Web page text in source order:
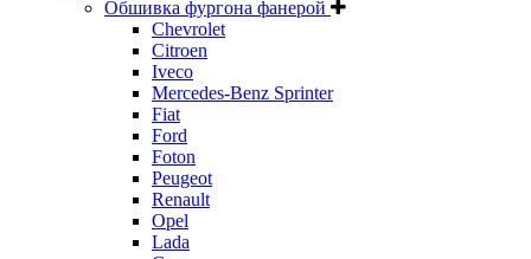
Обшивка фургона фанерой
Chevrolet
Citroen
Iveco
Mercedes-Benz Sprinter
Fiat
Ford
Foton
Peugeot
Renault
Opel
Lada